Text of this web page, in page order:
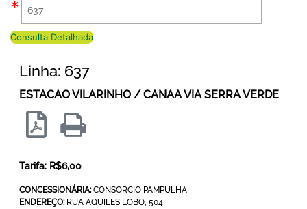
Consulta Detalhada
Linha: 637
ESTACAO VILARINHO / CANAA VIA SERRA VERDE
Tarifa: R$6,00
CONCESSIONÁRIA:CONSORCIO PAMPULHA
ENDEREÇO:RUA AQUILES LOBO, 504